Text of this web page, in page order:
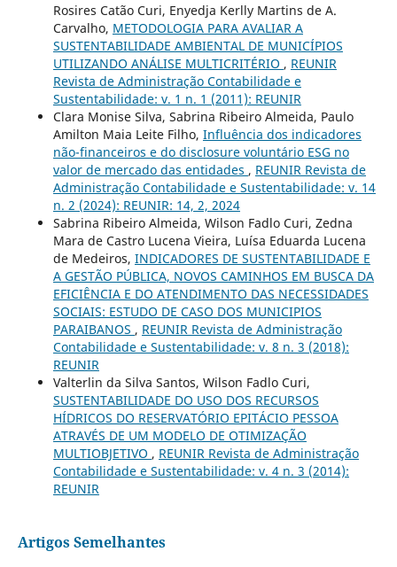
Rosires Catão Curi, Enyedja Kerlly Martins de A.
Carvalho, METODOLOGIA PARA AVALIAR A
SUSTENTABILIDADE AMBIENTAL DE MUNICÍPIOS
UTILIZANDO ANÁLISE MULTICRITÉRIO , REUNIR
Revista de Administração Contabilidade e
Sustentabilidade: v. 1 n. 1 (2011): REUNIR
Clara Monise Silva, Sabrina Ribeiro Almeida, Paulo
Amilton Maia Leite Filho, Influência dos indicadores
não-financeiros e do disclosure voluntário ESG no
valor de mercado das entidades , REUNIR Revista de
Administração Contabilidade e Sustentabilidade: v. 14
n. 2 (2024): REUNIR: 14, 2, 2024
Sabrina Ribeiro Almeida, Wilson Fadlo Curi, Zedna
Mara de Castro Lucena Vieira, Luísa Eduarda Lucena
de Medeiros, INDICADORES DE SUSTENTABILIDADE E
A GESTÃO PÚBLICA, NOVOS CAMINHOS EM BUSCA DA
EFICIÊNCIA E DO ATENDIMENTO DAS NECESSIDADES
SOCIAIS: ESTUDO DE CASO DOS MUNICIPIOS
PARAIBANOS , REUNIR Revista de Administração
Contabilidade e Sustentabilidade: v. 8 n. 3 (2018):
REUNIR
Valterlin da Silva Santos, Wilson Fadlo Curi,
SUSTENTABILIDADE DO USO DOS RECURSOS
HÍDRICOS DO RESERVATÓRIO EPITÁCIO PESSOA
ATRAVÉS DE UM MODELO DE OTIMIZAÇÃO
MULTIOBJETIVO , REUNIR Revista de Administração
Contabilidade e Sustentabilidade: v. 4 n. 3 (2014):
REUNIR
Artigos Semelhantes